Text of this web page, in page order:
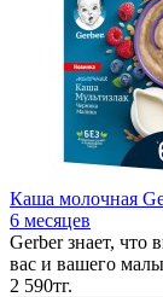
Каша молочная
6 месяцев
Gerber знает, что
вас и вашего
2 590тг.